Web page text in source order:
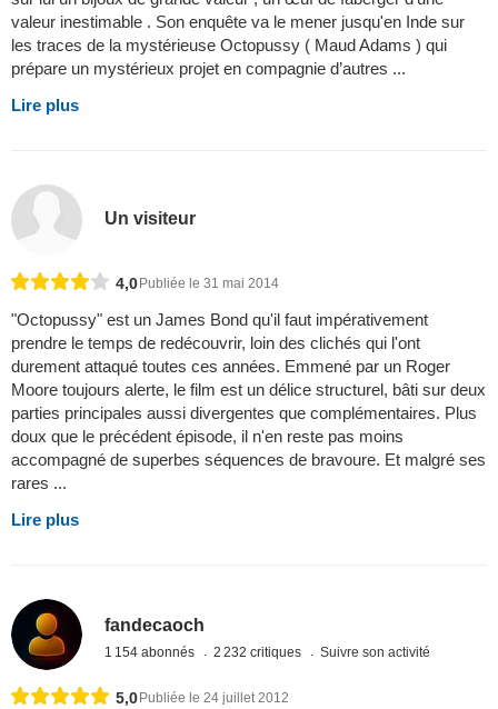
valeur inestimable . Son enquête va le mener jusqu'en Inde sur
les traces de la mystérieuse Octopussy ( Maud Adams ) qui
prépare un mystérieux projet en compagnie d’autres ...
Lire plus
Un visiteur
4,0 Publiée le 31 mai 2014
"Octopussy" est un James Bond qu'il faut impérativement
prendre le temps de redécouvrir, loin des clichés qui l'ont
durement attaqué toutes ces années. Emmené par un Roger
Moore toujours alerte, le film est un délice structurel, bâti sur deux
parties principales aussi divergentes que complémentaires. Plus
doux que le précédent épisode, il n'en reste pas moins
accompagné de superbes séquences de bravoure. Et malgré ses
rares ...
Lire plus
fandecaoch
1 154 abonnés 2 232 critiques Suivre son activité
5,0 Publiée le 24 juillet 2012